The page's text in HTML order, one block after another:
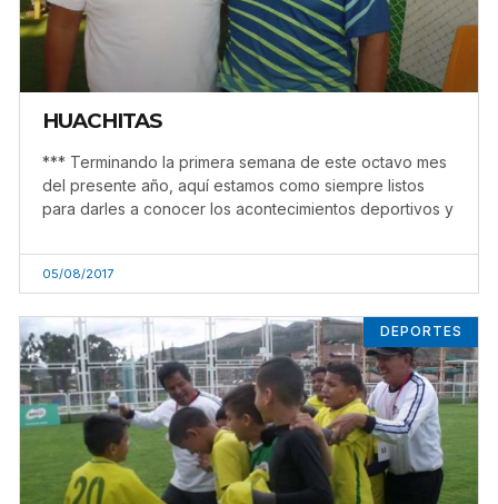
HUACHITAS
*** Terminando la primera semana de este octavo mes
del presente año, aquí estamos como siempre listos
para darles a conocer los acontecimientos deportivos y
05/08/2017
DEPORTES